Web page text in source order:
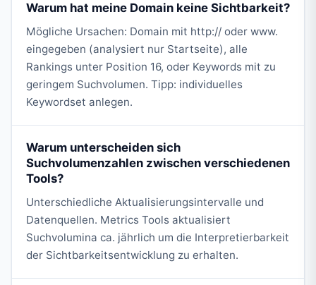
Warum hat meine Domain keine Sichtbarkeit?
Mögliche Ursachen: Domain mit http:// oder www.
eingegeben (analysiert nur Startseite), alle
Rankings unter Position 16, oder Keywords mit zu
geringem Suchvolumen. Tipp: individuelles
Keywordset anlegen.
Warum unterscheiden sich
Suchvolumenzahlen zwischen verschiedenen
Tools?
Unterschiedliche Aktualisierungsintervalle und
Datenquellen. Metrics Tools aktualisiert
Suchvolumina ca. jährlich um die Interpretierbarkeit
der Sichtbarkeitsentwicklung zu erhalten.